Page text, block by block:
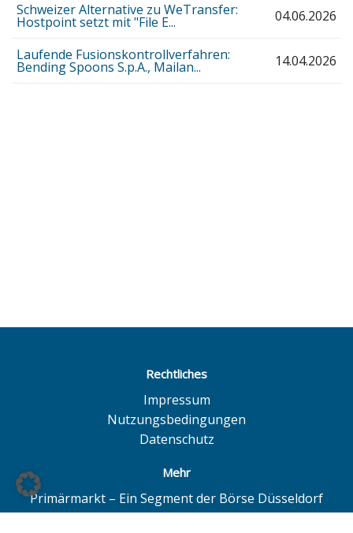
Schweizer Alternative zu WeTransfer:
Hostpoint setzt mit "File E... 04.06.2026
Laufende Fusionskontrollverfahren:
Bending Spoons S.p.A., Mailan... 14.04.2026
Rechtliches
Impressum
Nutzungsbedingungen
Datenschutz
Mehr
Primärmarkt – Ein Segment der Börse Düsseldorf
Quotrix – Ein System der Börse Düsseldorf